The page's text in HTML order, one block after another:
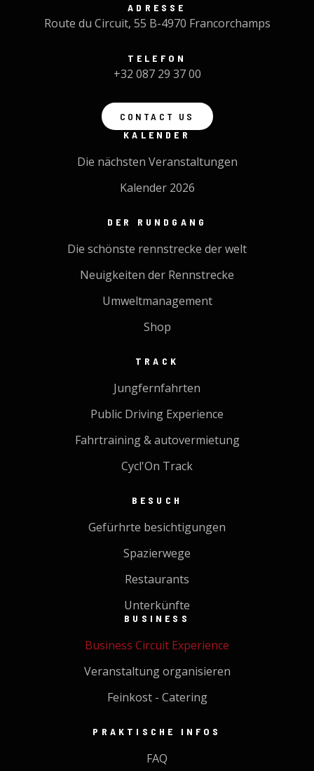
ADRESSE
Route du Circuit, 55 B-4970 Francorchamps
TELEFON
+32 087 29 37 00
CONTACT US
KALENDER
Die nächsten Veranstaltungen
Kalender 2026
DER RUNDGANG
Die schönste rennstrecke der welt
Neuigkeiten der Rennstrecke
Umweltmanagement
Shop
TRACK
Jungfernfahrten
Public Driving Experience
Fahrtraining & autovermietung
Cycl'On Track
BESUCH
Gefürhrte besichtigungen
Spazierwege
Restaurants
Unterkünfte
BUSINESS
Business Circuit Experience
Veranstaltung organisieren
Feinkost - Catering
PRAKTISCHE INFOS
FAQ